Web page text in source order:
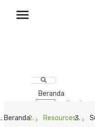
Beranda
Tentang Kami
Anggota & Mitra
Beranda Resources